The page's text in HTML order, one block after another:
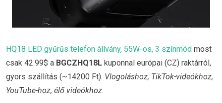
HQ18 LED gyűrűs telefon állvány, 55W-os, 3 színmód most
csak 42.99$ a BGCZHQ18L kuponnal európai (CZ) raktárról,
gyors szállítás (~14200 Ft). Vlogoláshoz, TikTok-videókhoz,
YouTube-hoz, élő videókhoz.